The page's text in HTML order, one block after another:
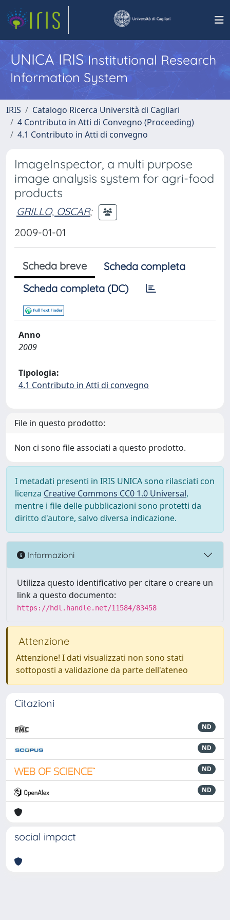
UNICA IRISInstitutional Research
Information System
IRIS
Catalogo Ricerca Università di Cagliari
4 Contributo in Atti di Convegno (Proceeding)
4.1 Contributo in Atti di convegno
ImageInspector, a multi purpose
image analysis system for agri-food
products
GRILLO, OSCAR;
2009-01-01
Scheda breve
Scheda completa
Scheda completa (DC)
Anno
2009
Tipologia:
4.1 Contributo in Atti di convegno
File in questo prodotto:
Non ci sono file associati a questo prodotto.
I metadati presenti in IRIS UNICA sono rilasciati con
licenza Creative Commons CC0 1.0 Universal,
mentre i file delle pubblicazioni sono protetti da
diritto d'autore, salvo diversa indicazione.
Informazioni
Utilizza questo identificativo per citare o creare un
link a questo documento:
https://hdl.handle.net/11584/83458
Attenzione
Attenzione! I dati visualizzati non sono stati
sottoposti a validazione da parte dell'ateneo
Citazioni
ND
ND
ND
ND
social impact